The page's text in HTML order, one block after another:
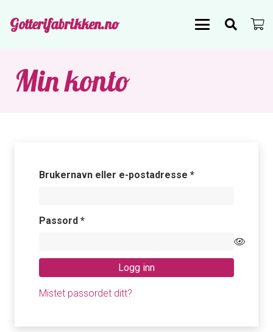
Gotterifabrikken.no
Min konto
Brukernavn eller e-postadresse *Påkrevd
Passord *Påkrevd
Logg inn
Mistet passordet ditt?